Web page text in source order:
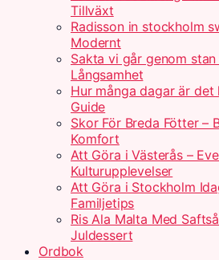
Tillväxt
Radisson in stockholm
Modernt
Sakta vi går genom
Långsamhet
Hur många dagar är
Guide
Skor För Breda Fötter –
Komfort
Att Göra i Västerås –
Kulturupplevelser
Att Göra i Stockholm
Familjetips
Ris Ala Malta Med
Juldessert
Ordbok